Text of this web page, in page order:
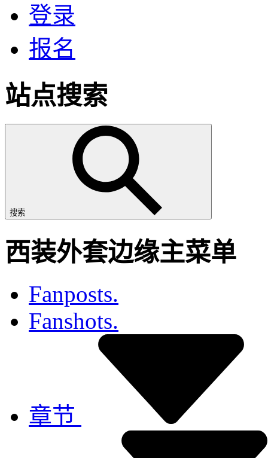
登录
报名
站点搜索
搜索
西装外套边缘主菜单
Fanposts.
Fanshots.
章节